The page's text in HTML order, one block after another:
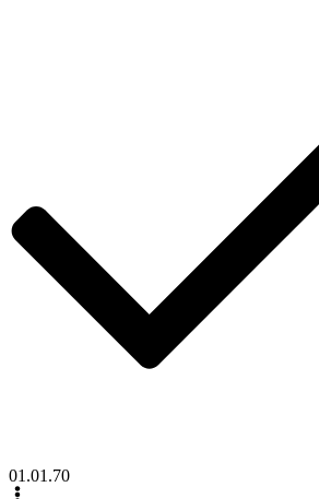
01.01.70